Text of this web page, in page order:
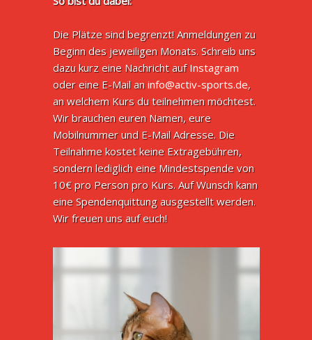
Die Plätze sind begrenzt! Anmeldungen zu
Beginn des jeweiligen Monats. Schreib uns
dazu kurz eine Nachricht aufInstagram
oder eine E-Mail aninfo@activ-sports.de,
an welchem Kurs du teilnehmen möchtest.
Wir brauchen euren Namen, eure
Mobilnummer und E-Mail Adresse. Die
Teilnahme kostet keine Extragebühren,
sondern lediglich eine Mindestspende von
10€ pro Person pro Kurs. Auf Wunsch kann
eine Spendenquittung ausgestellt werden.
Wir freuen uns auf euch!